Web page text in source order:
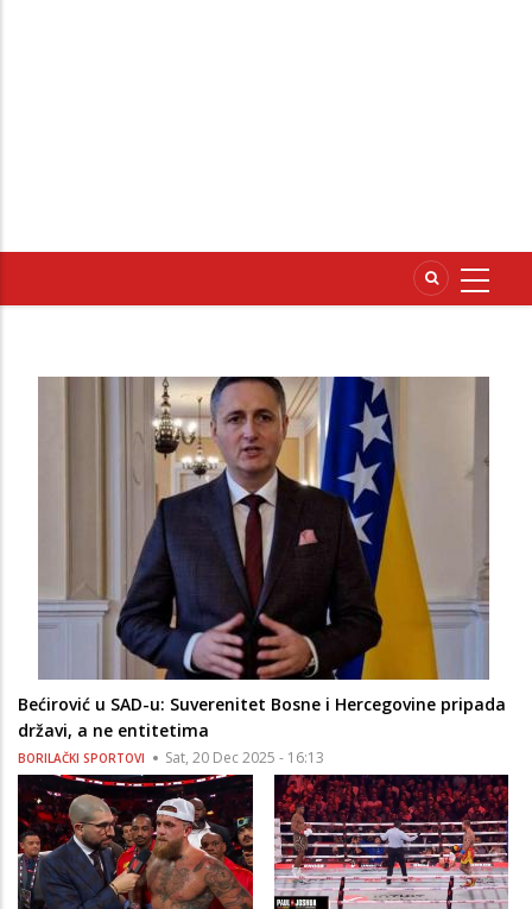
Bećirović u SAD-u: Suverenitet Bosne i Hercegovine pripada
državi, a ne entitetima
BORILAČKI SPORTOVI Sat, 20 Dec 2025 - 16:13